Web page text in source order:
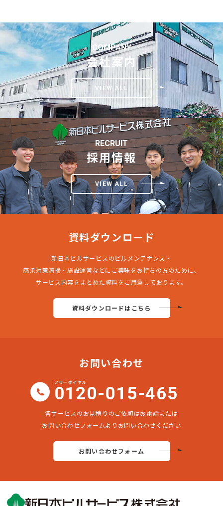
COMPANY
会社案内
VIEW ALL
RECRUIT
採用情報
VIEW ALL
資料ダウンロード
新日本ビルサービスのビルメンテナンス・
感染対策清掃・施設運営などにご興味をお持ちの方のために、
サービス内容をまとめた資料をご用意しております。
資料ダウンロードはこちら
お問い合わせ
フリーダイヤル
0120-015-465
各サービスのお見積りのご依頼はお電話または
お問い合わせフォームよりお問い合わせください
お問い合わせフォーム